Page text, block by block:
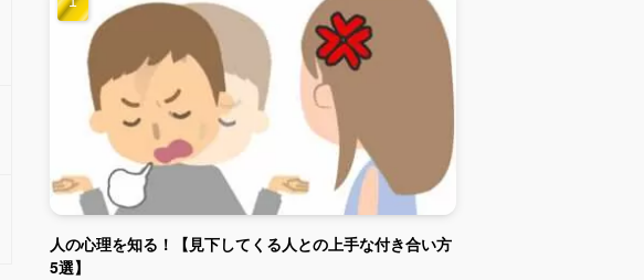
人の心理を知る！【見下してくる人との上手な付き合い方
5選】